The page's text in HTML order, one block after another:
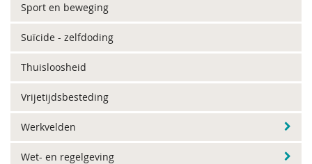
Sport en beweging
Suïcide - zelfdoding
Thuisloosheid
Vrijetijdsbesteding
Werkvelden
Wet- en regelgeving